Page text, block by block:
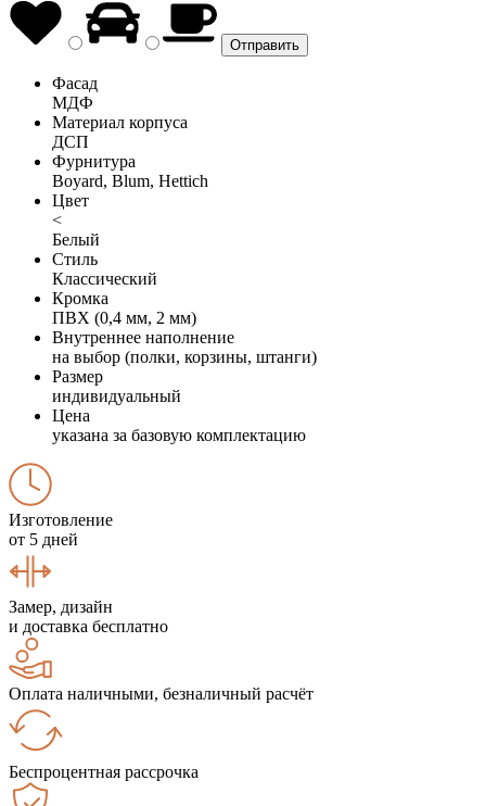
Фасад
МДФ
Материал корпуса
ДСП
Фурнитура
Boyard, Blum, Hettich
Цвет
<
Белый
Стиль
Классический
Кромка
ПВХ (0,4 мм, 2 мм)
Внутреннее наполнение
на выбор (полки, корзины, штанги)
Размер
индивидуальный
Цена
указана за базовую комплектацию
Изготовление
от 5 дней
Замер, дизайн
и доставка бесплатно
Оплата наличными, безналичный расчёт
Беспроцентная рассрочка